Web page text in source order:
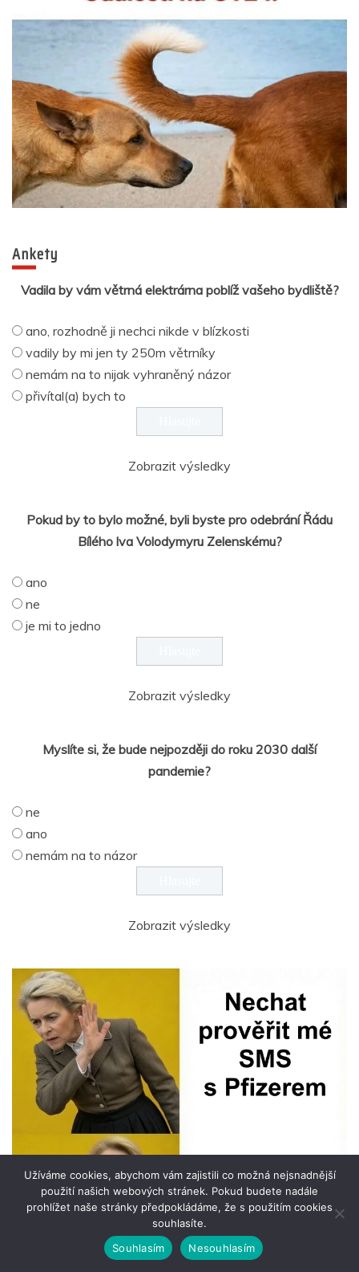
Ankety
Vadila by vám větrná elektrárna poblíž vašeho bydliště?
ano, rozhodně ji nechci nikde v blízkosti
vadily by mi jen ty 250m větrníky
nemám na to nijak vyhraněný názor
přivítal(a) bych to
Zobrazit výsledky
Pokud by to bylo možné, byli byste pro odebrání Řádu
Bílého lva Volodymyru Zelenskému?
ano
ne
je mi to jedno
Zobrazit výsledky
Myslíte si, že bude nejpozději do roku 2030 další
pandemie?
ne
ano
nemám na to názor
Zobrazit výsledky
Užíváme cookies, abychom vám zajistili co možná nejsnadnější
použití našich webových stránek. Pokud budete nadále
prohlížet naše stránky předpokládáme, že s použitím cookies
souhlasíte.
Souhlasím
Nesouhlasím